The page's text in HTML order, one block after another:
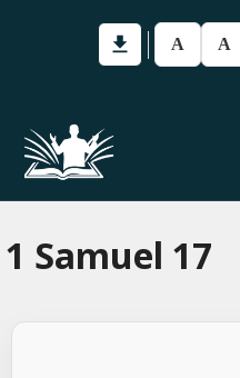
A A
1 Samuel 17